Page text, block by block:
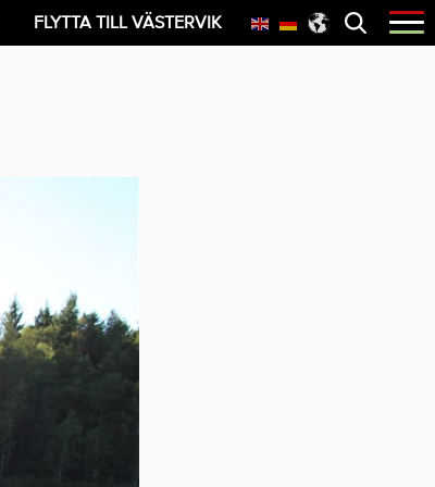
Öppna
menyn
FLYTTA TILL VÄSTERVIK